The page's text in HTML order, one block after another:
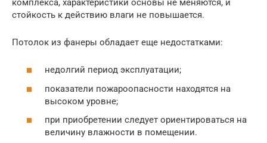
комплекса, характеристики основы не меняются, и
стойкость к действию влаги не повышается.
Потолок из фанеры обладает еще недостатками:
недолгий период эксплуатации;
показатели пожароопасности находятся на
высоком уровне;
при приобретении следует ориентироваться на
величину влажности в помещении.